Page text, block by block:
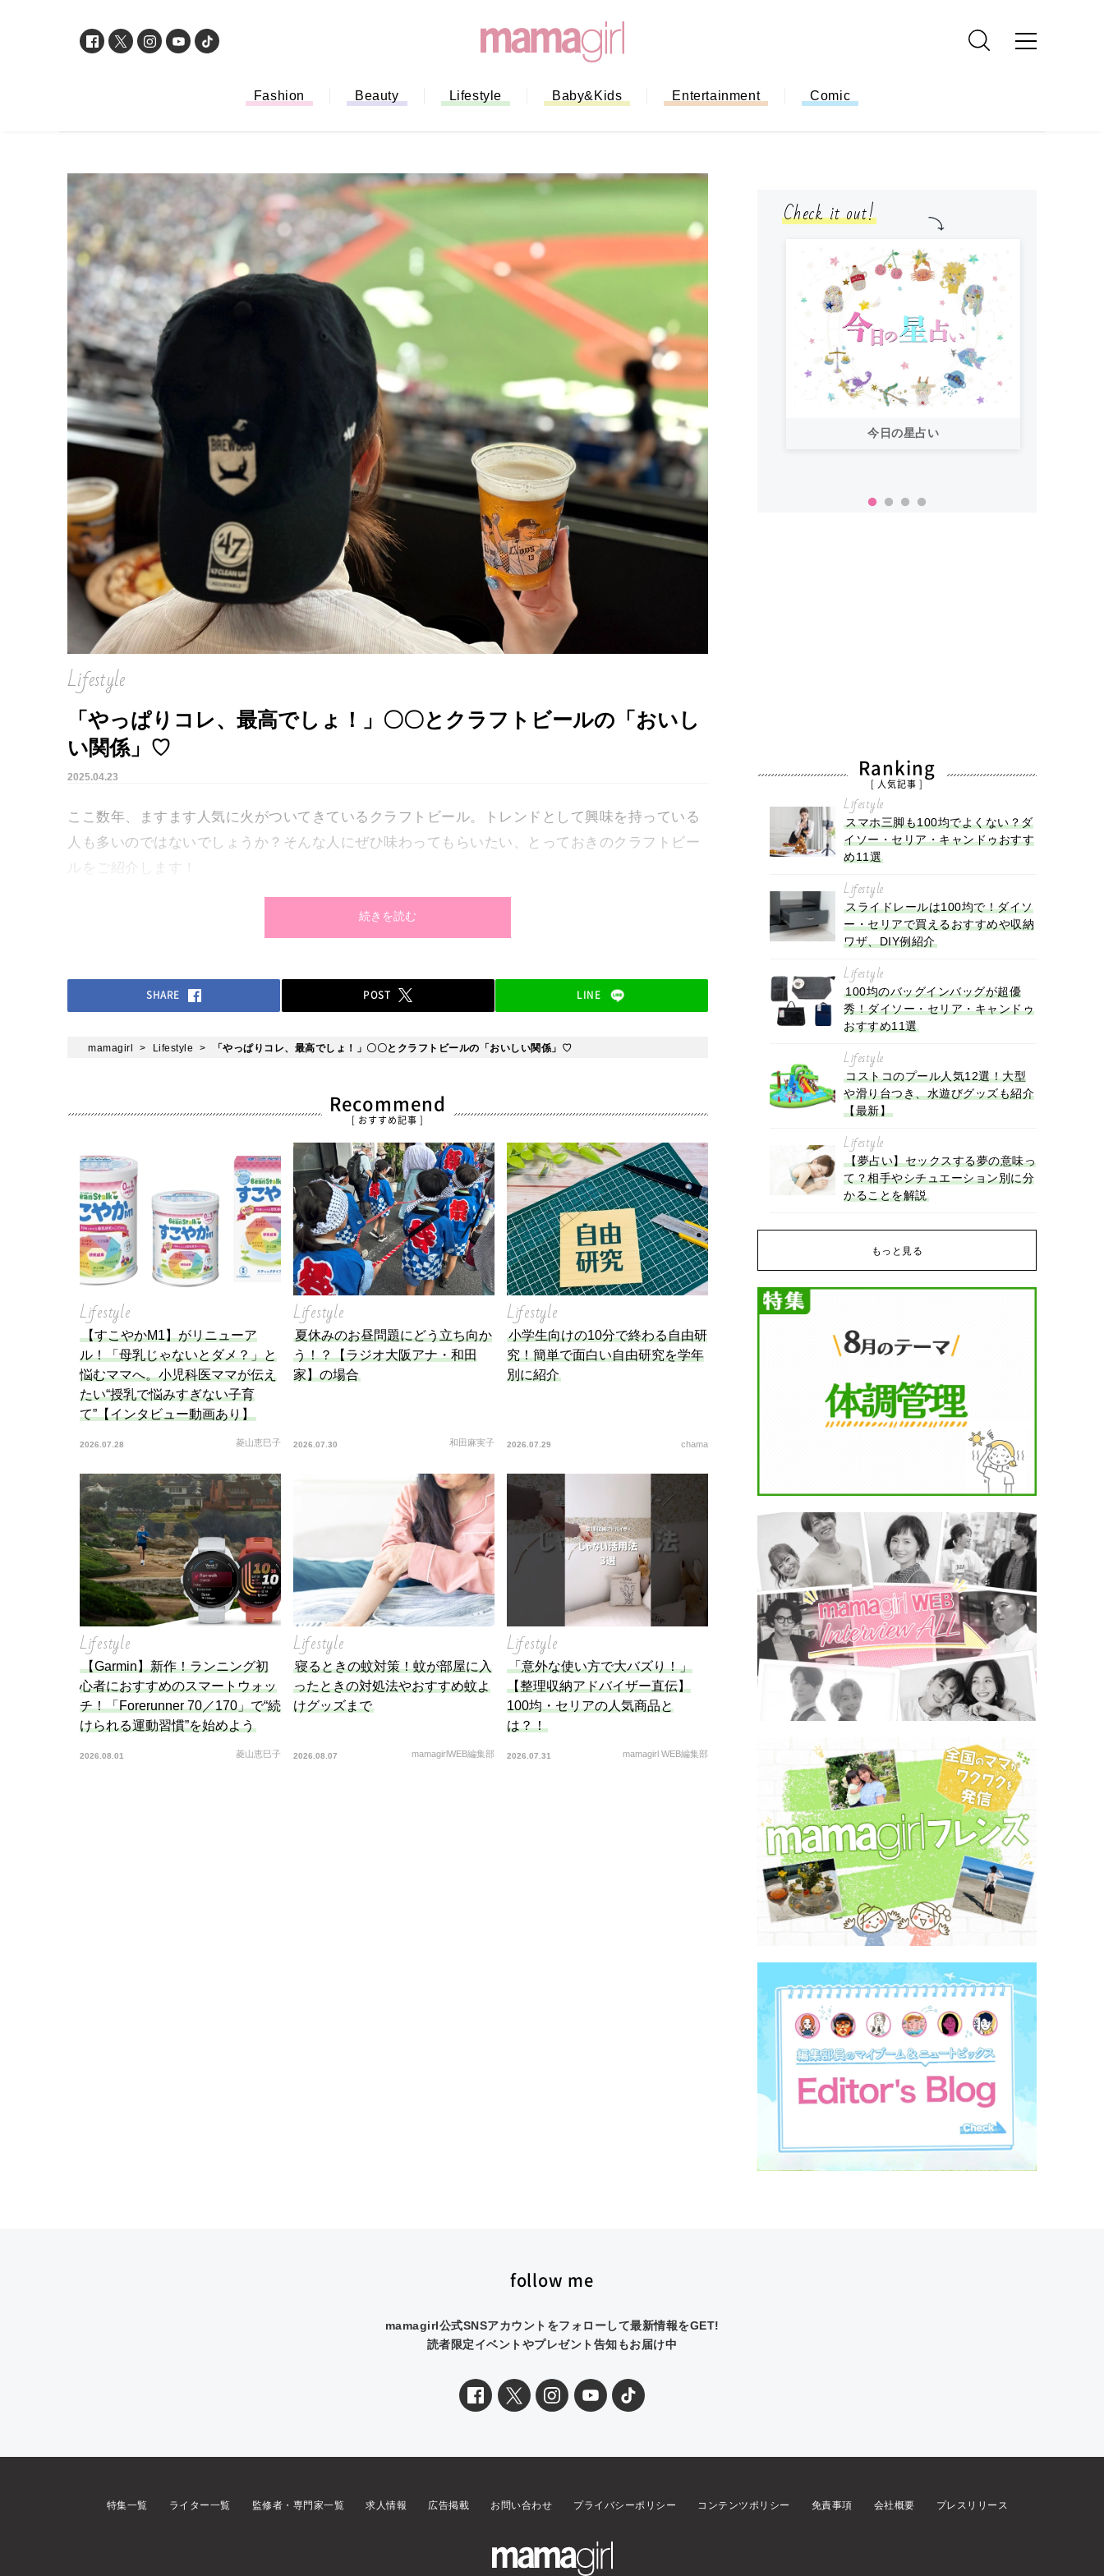
Fashion Beauty Lifestyle Baby&Kids Entertainment Comic
Lifestyle
「やっぱりコレ、最高でしょ！」〇〇とクラフトビールの「おいし
い関係」♡
2025.04.23
ここ数年、ますます人気に火がついてきているクラフトビール。トレンドとして興味を持っている
人も多いのではないでしょうか？そんな人にぜひ味わってもらいたい、とっておきのクラフトビー
ルをご紹介します！
続きを読む
SHARE POST LINE
mamagirl Lifestyle 「やっぱりコレ、最高でしょ！」〇〇とクラフトビールの「おいしい関係」♡
Recommend
[ おすすめ記事 ]
Lifestyle
【すこやかM1】がリニューア
ル！「母乳じゃないとダメ？」と
悩むママへ。小児科医ママが伝え
たい“授乳で悩みすぎない子育
て”【インタビュー動画あり】
2026.07.28 菱山恵巳子
Lifestyle
夏休みのお昼問題にどう立ち向か
う！？【ラジオ大阪アナ・和田
家】の場合
2026.07.30 和田麻実子
Lifestyle
小学生向けの10分で終わる自由研
究！簡単で面白い自由研究を学年
別に紹介
2026.07.29 chama
Lifestyle
【Garmin】新作！ランニング初
心者におすすめのスマートウォッ
チ！「Forerunner 70／170」で“続
けられる運動習慣”を始めよう
2026.08.01 菱山恵巳子
Lifestyle
寝るときの蚊対策！蚊が部屋に入
ったときの対処法やおすすめ蚊よ
けグッズまで
2026.08.07 mamagirlWEB編集部
Lifestyle
「意外な使い方で大バズり！」
【整理収納アドバイザー直伝】
100均・セリアの人気商品と
は？！
2026.07.31 mamagirl WEB編集部
Check it out!
「もう行列に並ばない！」ミスドのモ
バイルオーダー完全ガイド｜支払い方
法から受け取り方までネットオーダー
を徹底解説
今日の星占い
Ranking
[ 人気記事 ]
Lifestyle
スマホ三脚も100均でよくない？ダ
イソー・セリア・キャンドゥおすす
め11選
Lifestyle
スライドレールは100均で！ダイソ
ー・セリアで買えるおすすめや収納
ワザ、DIY例紹介
Lifestyle
100均のバッグインバッグが超優
秀！ダイソー・セリア・キャンドゥ
おすすめ11選
Lifestyle
コストコのプール人気12選！大型
や滑り台つき、水遊びグッズも紹介
【最新】
Lifestyle
【夢占い】セックスする夢の意味っ
て？相手やシチュエーション別に分
かることを解説
もっと見る
follow me
mamagirl公式SNSアカウントをフォローして最新情報をGET!
読者限定イベントやプレゼント告知もお届け中
特集一覧 ライター一覧 監修者・専門家一覧 求人情報 広告掲載 お問い合わせ プライバシーポリシー コンテンツポリシー 免責事項 会社概要 プレスリリース